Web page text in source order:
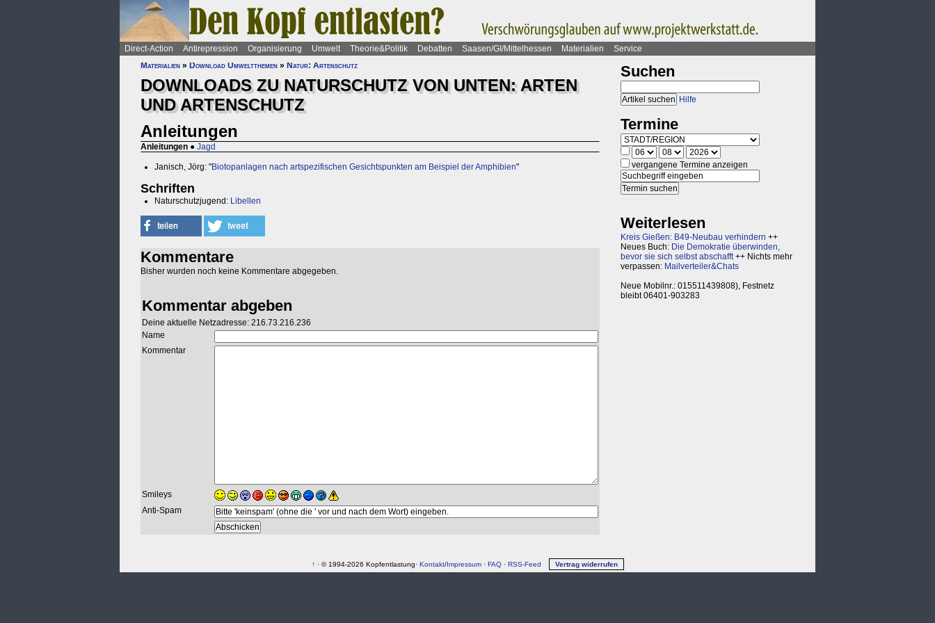
Direct-Action Antirepression Organisierung Umwelt Theorie&Politik Debatten Saasen/GI/Mittelhessen Materialien
Service
Materialien » Download Umweltthemen » Natur: Artenschutz
DOWNLOADS ZU NATURSCHUTZ VON UNTEN: ARTEN
UND ARTENSCHUTZ
Anleitungen
Anleitungen ● Jagd
Janisch, Jörg: "Biotopanlagen nach artspezifischen Gesichtspunkten am Beispiel der Amphibien"
Schriften
Naturschutzjugend: Libellen
Kommentare
Bisher wurden noch keine Kommentare abgegeben.
Kommentar abgeben
Deine aktuelle Netzadresse: 216.73.216.236
Name
Kommentar
Smileys
Anti-Spam
Suchen
Hilfe
Termine
vergangene Termine anzeigen
Weiterlesen
Kreis Gießen: B49-Neubau verhindern ++
Neues Buch: Die Demokratie überwinden,
bevor sie sich selbst abschafft++ Nichts mehr
verpassen: Mailverteiler&Chats
Neue Mobilnr.: 015511439808), Festnetz
bleibt 06401-903283
↑ · © 1994-2026 Kopfentlastung· Kontakt/Impressum· FAQ· RSS-Feed Vertrag widerrufen